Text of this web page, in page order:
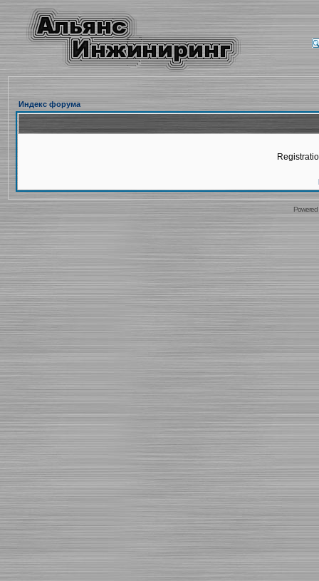
Индекс форума